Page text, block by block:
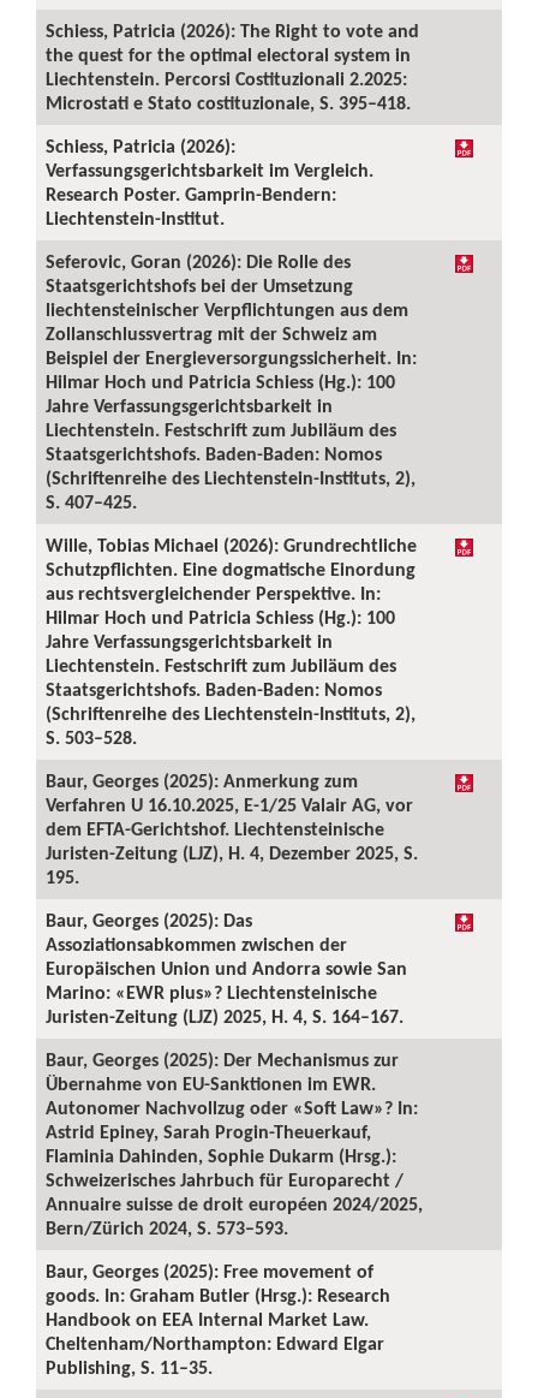
Schiess, Patricia (2026): The Right to vote and
the quest for the optimal electoral system in
Liechtenstein. Percorsi Costituzionali 2.2025:
Microstati e Stato costituzionale, S. 395–418.
Schiess, Patricia (2026):
Verfassungsgerichtsbarkeit im Vergleich.
Research Poster. Gamprin-Bendern:
Liechtenstein-Institut.
Seferovic, Goran (2026): Die Rolle des
Staatsgerichtshofs bei der Umsetzung
liechtensteinischer Verpflichtungen aus dem
Zollanschlussvertrag mit der Schweiz am
Beispiel der Energieversorgungssicherheit. In:
Hilmar Hoch und Patricia Schiess (Hg.): 100
Jahre Verfassungsgerichtsbarkeit in
Liechtenstein. Festschrift zum Jubiläum des
Staatsgerichtshofs. Baden-Baden: Nomos
(Schriftenreihe des Liechtenstein-Instituts, 2),
S. 407–425.
Wille, Tobias Michael (2026): Grundrechtliche
Schutzpflichten. Eine dogmatische Einordung
aus rechtsvergleichender Perspektive. In:
Hilmar Hoch und Patricia Schiess (Hg.): 100
Jahre Verfassungsgerichtsbarkeit in
Liechtenstein. Festschrift zum Jubiläum des
Staatsgerichtshofs. Baden-Baden: Nomos
(Schriftenreihe des Liechtenstein-Instituts, 2),
S. 503–528.
Baur, Georges (2025): Anmerkung zum
Verfahren U 16.10.2025, E-1/25 Valair AG, vor
dem EFTA-Gerichtshof. Liechtensteinische
Juristen-Zeitung (LJZ), H. 4, Dezember 2025, S.
195.
Baur, Georges (2025): Das
Assoziationsabkommen zwischen der
Europäischen Union und Andorra sowie San
Marino: «EWR plus»? Liechtensteinische
Juristen-Zeitung (LJZ) 2025, H. 4, S. 164–167.
Baur, Georges (2025): Der Mechanismus zur
Übernahme von EU-Sanktionen im EWR.
Autonomer Nachvollzug oder «Soft Law»? In:
Astrid Epiney, Sarah Progin-Theuerkauf,
Flaminia Dahinden, Sophie Dukarm (Hrsg.):
Schweizerisches Jahrbuch für Europarecht /
Annuaire suisse de droit européen 2024/2025,
Bern/Zürich 2024, S. 573–593.
Baur, Georges (2025): Free movement of
goods. In: Graham Butler (Hrsg.): Research
Handbook on EEA Internal Market Law.
Cheltenham/Northampton: Edward Elgar
Publishing, S. 11–35.